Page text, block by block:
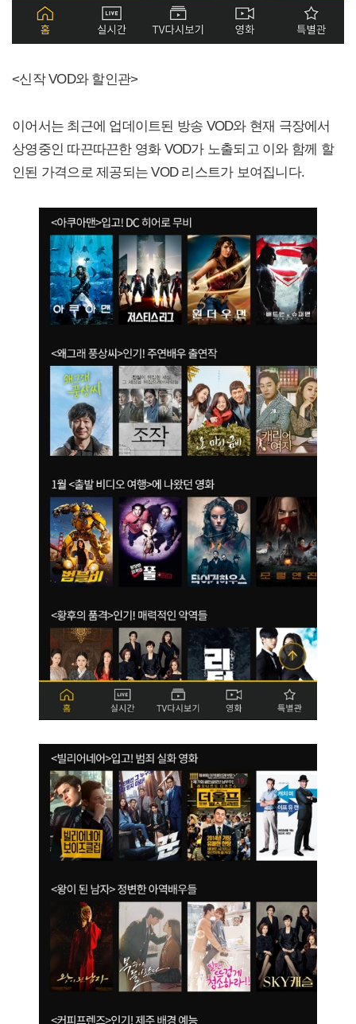
<신작 VOD와 할인관>
이어서는 최근에 업데이트된 방송 VOD와 현재 극장에서
상영중인 따끈따끈한 영화 VOD가 노출되고 이와 함께 할
인된 가격으로 제공되는 VOD 리스트가 보여집니다.